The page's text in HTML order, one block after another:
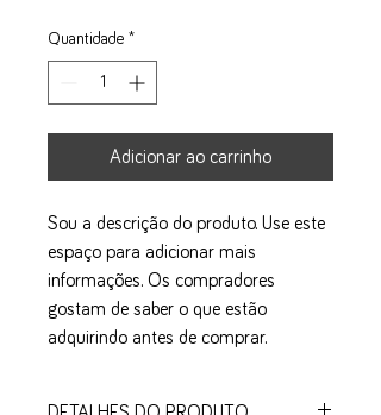
Quantidade *
Adicionar ao carrinho
Sou a descrição do produto. Use este
espaço para adicionar mais
informações. Os compradores
gostam de saber o que estão
adquirindo antes de comprar.